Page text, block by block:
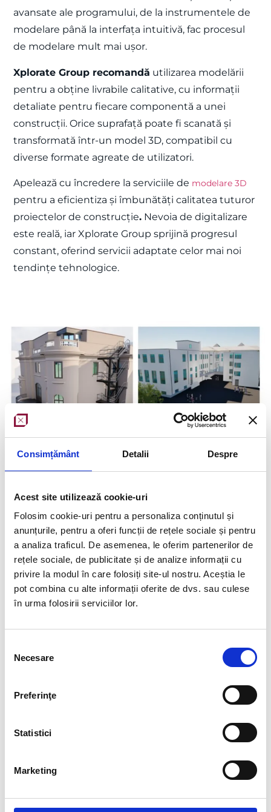
Consimțământ Detalii Despre
Acest site utilizează cookie-uri
Folosim cookie-uri pentru a personaliza conținutul și
anunțurile, pentru a oferi funcții de rețele sociale și pentru
a analiza traficul. De asemenea, le oferim partenerilor de
rețele sociale, de publicitate și de analize informații cu
privire la modul în care folosiți site-ul nostru. Aceștia le
pot combina cu alte informații oferite de dvs. sau culese
în urma folosirii serviciilor lor.
consimțământului
Necesare
Preferinţe
Statistici
Marketing
avansate ale programului, de la instrumentele de
modelare până la interfața intuitivă, fac procesul
de modelare mult mai ușor.
Xplorate Group recomandă utilizarea modelării
pentru a obține livrabile calitative, cu informații
detaliate pentru fiecare componentă a unei
construcții. Orice suprafață poate fi scanată și
transformată într-un model 3D, compatibil cu
diverse formate agreate de utilizatori.
Apelează cu încredere la serviciile de modelare 3D
pentru a eficientiza și îmbunătăți calitatea tuturor
proiectelor de construcție. Nevoia de digitalizare
este reală, iar Xplorate Group sprijină progresul
constant, oferind servicii adaptate celor mai noi
tendințe tehnologice.